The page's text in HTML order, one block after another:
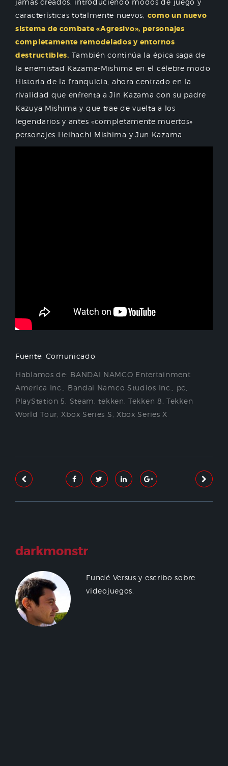
jamás creados, introduciendo modos de juego y
características totalmente nuevos, como un nuevo
sistema de combate «Agresivo», personajes
completamente remodelados y entornos
destructibles. También continúa la épica saga de
la enemistad Kazama-Mishima en el célebre modo
Historia de la franquicia, ahora centrado en la
rivalidad que enfrenta a Jin Kazama con su padre
Kazuya Mishima y que trae de vuelta a los
legendarios y antes «completamente muertos»
personajes Heihachi Mishima y Jun Kazama.
Fuente: Comunicado
Hablamos de: BANDAI NAMCO Entertainment
America Inc.
Bandai Namco Studios Inc. pc
PlayStation 5
Steam ,tekken ,Tekken 8 ,Tekken
World Tour Xbox Series S Xbox Series X
darkmonstr
Fundé Versus y escribo sobre
videojuegos.